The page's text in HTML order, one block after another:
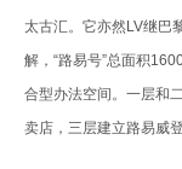
太古汇。它亦然LV继巴
解，“路易号”总面积
合型办法空间。一层和
卖店，三层建立路易威